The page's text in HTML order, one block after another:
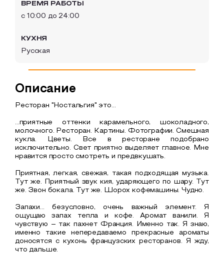
ВРЕМЯ РАБОТЫ
с 10:00 до 24:00
КУХНЯ
Русская
Описание
Ресторан "Ностальгия" это...
...приятные оттенки карамельного, шоколадного,
молочного. Ресторан. Картины. Фотографии. Смешная
кукла. Цветы. Все в ресторане подобрано
исключительно. Свет приятно выделяет главное. Мне
нравится просто смотреть и предвкушать.
Приятная, легкая, свежая, такая подходящая музыка.
Тут же. Приятный звук кия, ударяющего по шару. Тут
же. Звон бокала. Тут же. Шорох кофемашины. Чудно.
Запахи… безусловно, очень важный элемент. Я
ощущаю запах тепла и кофе. Аромат ванили. Я
чувствую – так пахнет Франция. Именно так. Я знаю,
именно такие непередаваемо прекрасные ароматы
доносятся с кухонь французских ресторанов. Я жду,
что дальше.